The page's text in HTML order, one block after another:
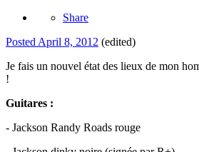
Share
Posted April 8, 2012 (edited)
Je fais un nouvel état des lieux de mon
!
Guitares :
- Jackson Randy Roads rouge